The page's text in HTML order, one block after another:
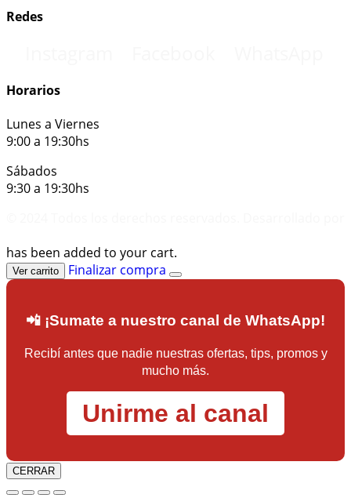
Redes
Horarios
Lunes a Viernes
9:00 a 19:30hs
Sábados
9:30 a 19:30hs
has been added to your cart.
Ver carrito Finalizar compra
📲 ¡Sumate a nuestro canal de WhatsApp!
Recibí antes que nadie nuestras ofertas, tips, promos y
mucho más.
Unirme al canal
CERRAR